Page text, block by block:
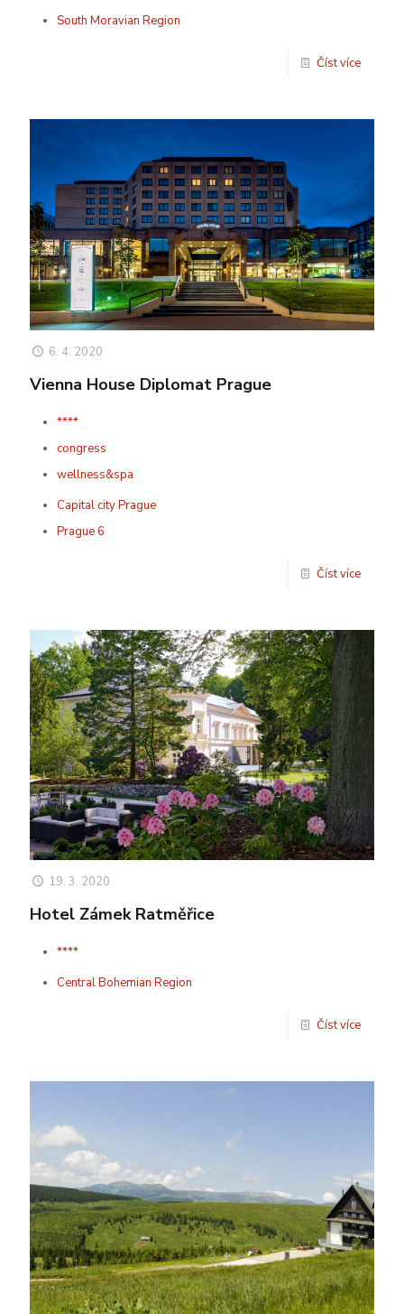
South Moravian Region
Číst více
6. 4. 2020
Vienna House Diplomat Prague
****
congress
wellness&spa
Capital city Prague
Prague 6
Číst více
19. 3. 2020
Hotel Zámek Ratměřice
****
Central Bohemian Region
Číst více